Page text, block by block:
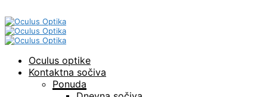
Oculus optike
Kontaktna sočiva
Ponuda